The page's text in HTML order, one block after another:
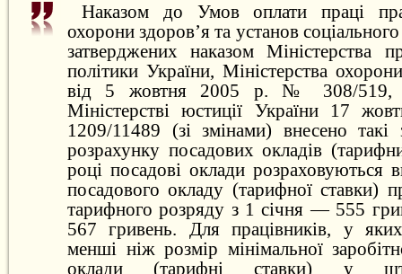
Наказом до Умов оплати праці
охорони здоров’я та установ
затверджених наказом Міністерства
політики України, Міністерства
від 5 жовтня 2005 р. № 308/519,
Міністерстві юстиції України 17
1209/11489 (зі змінами) внесено
розрахунку посадових окладів
році посадові оклади розраховуються
посадового окладу (тарифної ставки)
тарифного розряду з 1 січня — 555
567 гривень. Для працівників, у
менші ніж розмір мінімальної
оклади (тарифні ставки) у